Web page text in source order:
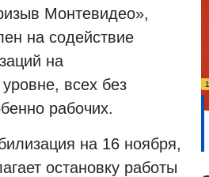
Монтевидео»,
на содействие
на
всех без
рабочих.
на 16 ноября,
остановку работы